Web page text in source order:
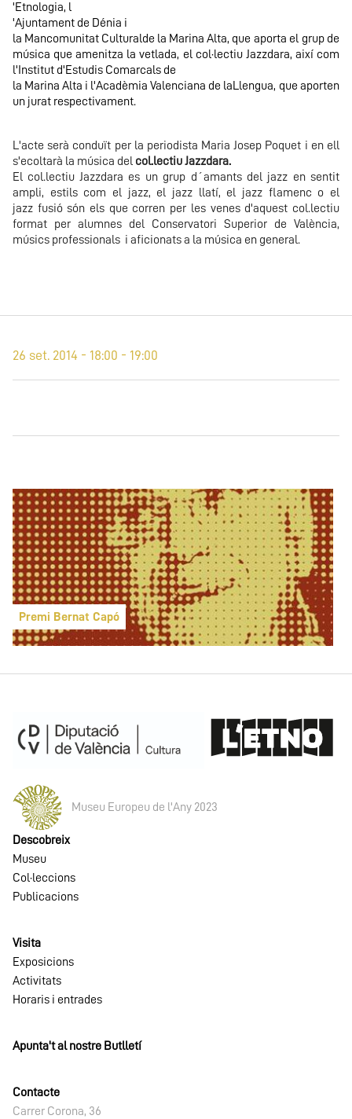
'Etnologia, l
'Ajuntament de Dénia i
la Mancomunitat Culturalde la Marina Alta, que aporta el grup de
música que amenitza la vetlada, el col·lectiu Jazzdara, així com
l' Institut d'Estudis Comarcals de
la Marina Alta i l'Acadèmia Valenciana de laLlengua, que aporten
un jurat respectivament.
L'acte serà conduït per la periodista Maria Josep Poquet i en ell
s'ecoltarà la música del col.lectiu Jazzdara.
El col.lectiu Jazzdara es un grup d´amants del jazz en sentit
ampli, estils com el jazz, el jazz llatí, el jazz flamenc o el
jazz fusió són els que corren per les venes d'aquest col.lectiu
format per alumnes del Conservatori Superior de València,
músics professionals i aficionats a la música en general.
26 set. 2014 - 18:00 - 19:00
Premi Bernat Capó
Museu Europeu de l'Any 2023
Descobreix
Museu
Col·leccions
Publicacions
Visita
Exposicions
Activitats
Horaris i entrades
Apunta't al nostre Butlletí
Contacte
Carrer Corona, 36